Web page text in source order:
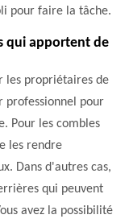
pour faire la tâche.
qui apportent de
les propriétaires de
professionnel pour
Pour les combles
les rendre
Dans d'autres cas,
qui peuvent
avez la possibilité